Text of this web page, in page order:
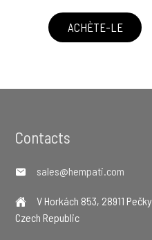
ACHÈTE-LE
Footer
Contacts
sales@hempati.com
V Horkách 853, 28911 Pečky
Czech Republic